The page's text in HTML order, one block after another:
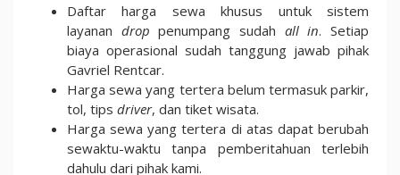
Daftar harga sewa khusus untuk sistem
layanan droppenumpang sudah all in. Setiap
biaya operasional sudah tanggung jawab pihak
Gavriel Rentcar.
Harga sewa yang tertera belum termasuk parkir,
tol, tips driver, dan tiket wisata.
Harga sewa yang tertera di atas dapat berubah
sewaktu-waktu tanpa pemberitahuan terlebih
dahulu dari pihak kami.